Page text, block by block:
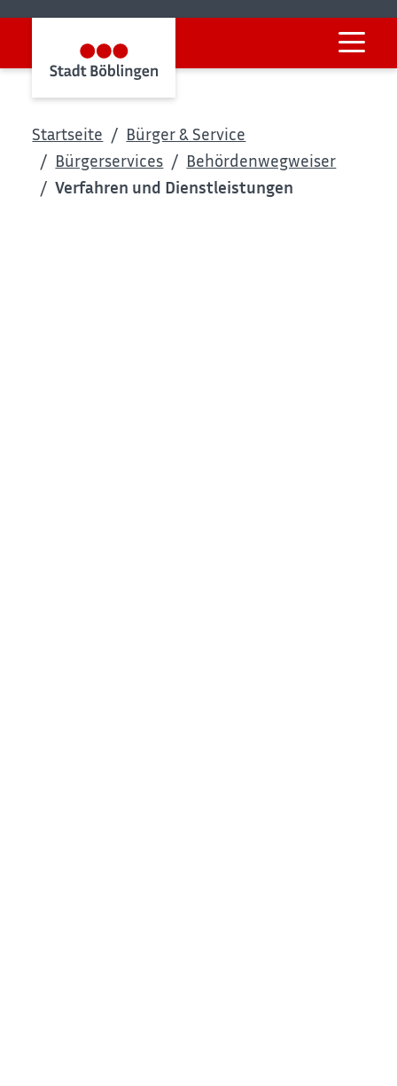
Startseite
Bürger & Service
Bürgerservices
Behördenwegweiser
Verfahren und Dienstleistungen